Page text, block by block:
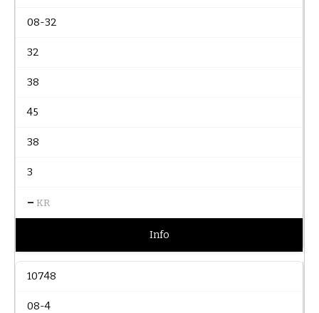
08-32
32
38
45
38
3
– KR
Info
10748
08-4